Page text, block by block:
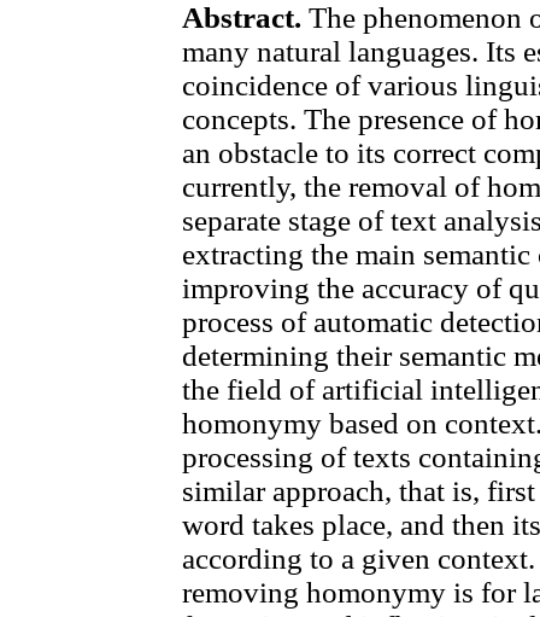
Abstract. The phenomenon
many natural languages. Its
coincidence of various
concepts. The presence of
an obstacle to its correct
currently, the removal of
separate stage of text
extracting the main
improving the accuracy of
process of automatic
determining their semantic
the field of artificial
homonymy based on
processing of texts
similar approach, that is,
word takes place, and then
according to a given
removing homonymy is for